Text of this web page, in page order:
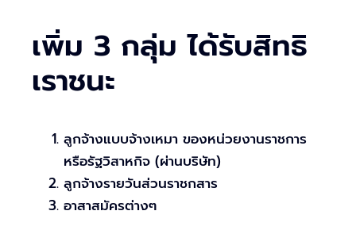
เพิ่ม 3 กลุ่ม ได้รับสิทธิ
เราชนะ
ลูกจ้างแบบจ้างเหมา ของหน่วยงานราชการ
หรือรัฐวิสาหกิจ (ผ่านบริษัท)
ลูกจ้างรายวันส่วนราชกสาร
อาสาสมัครต่างๆ